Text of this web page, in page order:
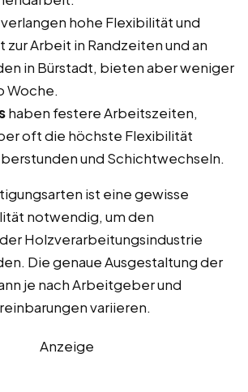
verlangen hohe Flexibilität und
Arbeit in Randzeiten und an
in Bürstadt, bieten aber weniger
Woche.
haben festere Arbeitszeiten,
oft die höchste Flexibilität
und Schichtwechseln.
ist eine gewisse
notwendig, um den
Holzverarbeitungsindustrie
Die genaue Ausgestaltung der
je nach Arbeitgeber und
variieren.
Anzeige